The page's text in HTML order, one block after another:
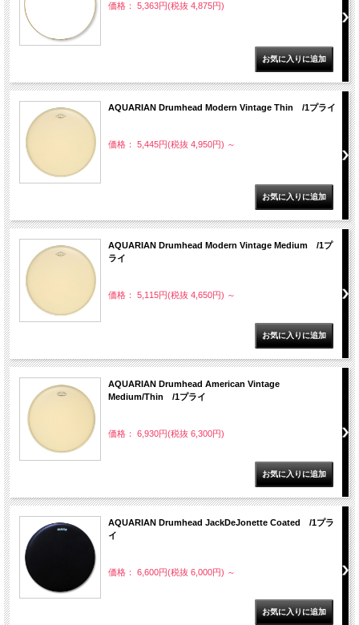
価格： 5,363円(税抜 4,875円)
AQUARIAN Drumhead Modern Vintage Thin /1プライ
価格： 5,445円(税抜 4,950円) ～
AQUARIAN Drumhead Modern Vintage Medium /1プ
ライ
価格： 5,115円(税抜 4,650円) ～
AQUARIAN Drumhead American Vintage
Medium/Thin /1プライ
価格： 6,930円(税抜 6,300円)
AQUARIAN Drumhead JackDeJonette Coated /1プラ
イ
価格： 6,600円(税抜 6,000円) ～